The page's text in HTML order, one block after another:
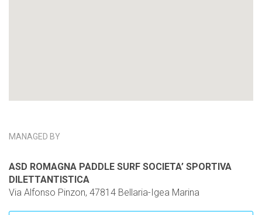
MANAGED BY
ASD ROMAGNA PADDLE SURF SOCIETA’ SPORTIVA
DILETTANTISTICA
Via Alfonso Pinzon, 47814 Bellaria-Igea Marina